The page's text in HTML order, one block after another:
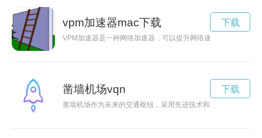
vpm加速器mac下载
VPM加速器是一种网络加速器，可以提升网络速度和加强数据
下载
凿墙机场vqn
凿墙机场作为未来的交通枢纽，采用先进技术和创新设计，为
下载